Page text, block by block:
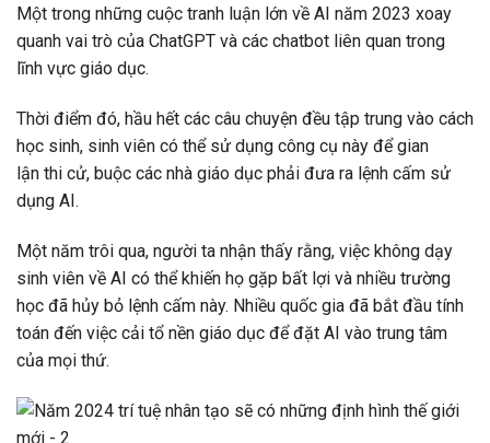
Một trong những cuộc tranh luận lớn về AI năm 2023 xoay
quanh vai trò của ChatGPT và các chatbot liên quan trong
lĩnh vực giáo dục.
Thời điểm đó, hầu hết các câu chuyện đều tập trung vào cách
học sinh, sinh viên có thể sử dụng công cụ này để gian
lận thi cử, buộc các nhà giáo dục phải đưa ra lệnh cấm sử
dụng AI.
Một năm trôi qua, người ta nhận thấy rằng, việc không dạy
sinh viên về AI có thể khiến họ gặp bất lợi và nhiều trường
học đã hủy bỏ lệnh cấm này. Nhiều quốc gia đã bắt đầu tính
toán đến việc cải tổ nền giáo dục để đặt AI vào trung tâm
của mọi thứ.